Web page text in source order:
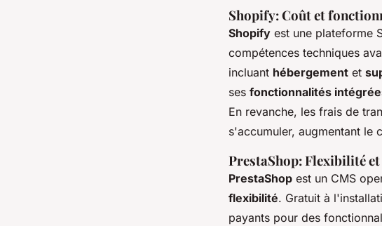
Shopify: Coût et
Shopify est une plateforme
compétences techniques
incluant hébergement et
ses fonctionnalités
En revanche, les frais de
s'accumuler, augmentant le
PrestaShop: Flexibilité
PrestaShop est un CMS
flexibilité. Gratuit à
payants pour des